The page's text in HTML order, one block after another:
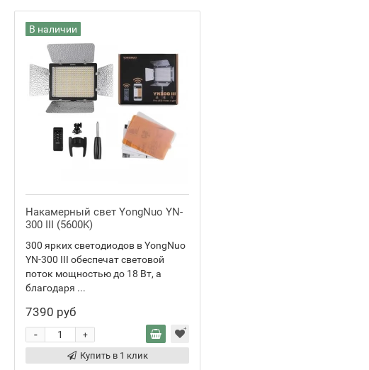
В наличии
Накамерный свет YongNuo YN-
300 III (5600K)
300 ярких светодиодов в YongNuo
YN-300 III обеспечат световой
поток мощностью до 18 Вт, а
благодаря ...
7390 руб
+
-
Купить в 1 клик